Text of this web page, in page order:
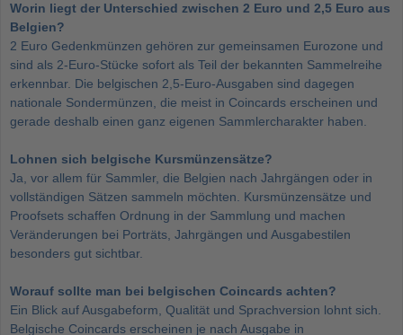
Worin liegt der Unterschied zwischen 2 Euro und 2,5 Euro aus
Belgien?
2 Euro Gedenkmünzen gehören zur gemeinsamen Eurozone und
sind als 2-Euro-Stücke sofort als Teil der bekannten Sammelreihe
erkennbar. Die belgischen 2,5-Euro-Ausgaben sind dagegen
nationale Sondermünzen, die meist in Coincards erscheinen und
gerade deshalb einen ganz eigenen Sammlercharakter haben.
Lohnen sich belgische Kursmünzensätze?
Ja, vor allem für Sammler, die Belgien nach Jahrgängen oder in
vollständigen Sätzen sammeln möchten. Kursmünzensätze und
Proofsets schaffen Ordnung in der Sammlung und machen
Veränderungen bei Porträts, Jahrgängen und Ausgabestilen
besonders gut sichtbar.
Worauf sollte man bei belgischen Coincards achten?
Ein Blick auf Ausgabeform, Qualität und Sprachversion lohnt sich.
Belgische Coincards erscheinen je nach Ausgabe in